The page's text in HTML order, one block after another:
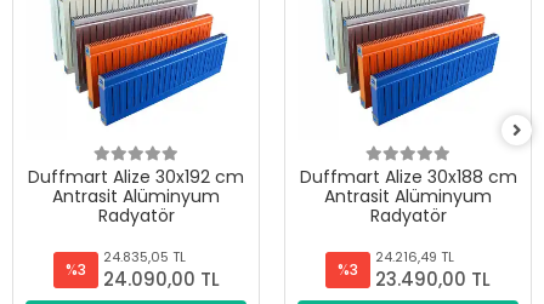
Duffmart Alize 30x192 cm
Antrasit Alüminyum
Radyatör
%3
24.835,05 TL
24.090,00 TL
Duffmart Alize 30x188 cm
Antrasit Alüminyum
Radyatör
%3
24.216,49 TL
23.490,00 TL